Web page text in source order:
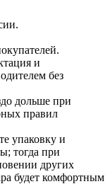
и
без
дольше при
правил
упаковку и
тогда при
других
будет комфортным